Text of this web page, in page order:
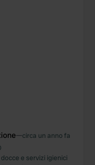
—circa un anno fa
e servizi igienici